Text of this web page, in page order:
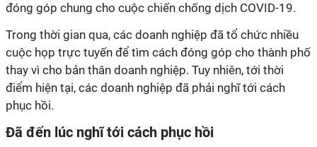
đóng góp chung cho cuộc chiến chống dịch COVID-19.
Trong thời gian qua, các doanh nghiệp đã tổ chức nhiều
cuộc họp trực tuyến để tìm cách đóng góp cho thành phố
thay vì cho bản thân doanh nghiệp. Tuy nhiên, tới thời
điểm hiện tại, các doanh nghiệp đã phải nghĩ tới cách
phục hồi.
Đã đến lúc nghĩ tới cách phục hồi